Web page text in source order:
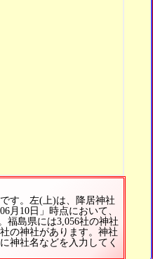
す。左(上)は、降居神社
月10日」時点において、
福島県には3,056社の神社
の神社があります。神社
神社名などを入力してく